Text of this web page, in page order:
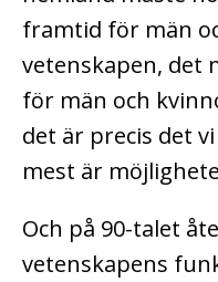
framtid för män
vetenskapen, det
för män och
det är precis det
mest är
Och på 90-talet
vetenskapens